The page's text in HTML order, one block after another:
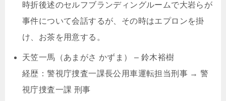
時折後述のセルフブランディングルームで大岩らが
事件について会話するが、その時はエプロンを掛
け、お茶を用意する。
天笠一馬（あまがさ かずま） – 鈴木裕樹
経歴：警視庁捜査一課長公用車運転担当刑事 → 警
視庁捜査一課 刑事